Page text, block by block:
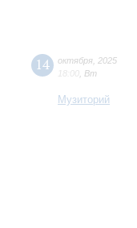
14 октября 2025
18:00 Вт
Музиторий